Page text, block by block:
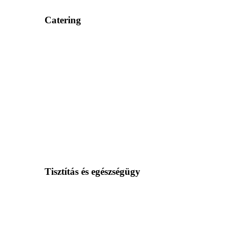
Catering
Tisztítás és egészségügy